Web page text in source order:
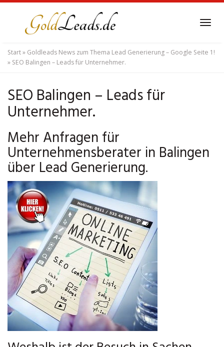
content
Start» Goldleads News zum Thema Lead Generierung – Google Seite 1!
» SEO Balingen – Leads für Unternehmer.
SEO Balingen – Leads für
Unternehmer.
Mehr Anfragen für
Unternehmensberater in Balingen
über Lead Generierung.